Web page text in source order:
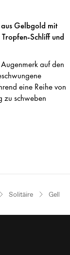
Gelbgold mit
Schliff und
auf den
eine Reihe von
zu schweben
Solitäire